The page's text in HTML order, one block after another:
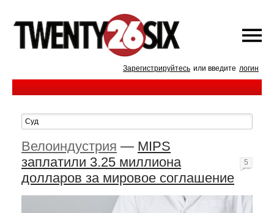
Зарегистрируйтесь или введите логин
Велоиндустрия — MIPS
заплатили 3.25 миллиона
долларов за мировое соглашение
5